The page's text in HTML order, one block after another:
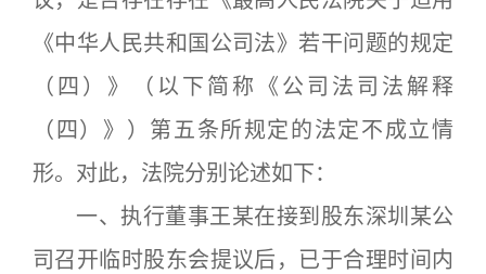
《中华人民共和国公司法》若干问题的规定
（四）》（以下简称《公司法司法解释
（四）》）第五条所规定的法定不成立情
形。对此，法院分别论述如下：
一、执行董事王某在接到股东深圳某公
司召开临时股东会提议后，已于合理时间内